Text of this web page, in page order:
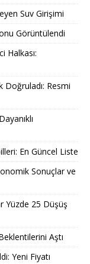
Suv Girişimi
Görüntülendi
Halkası:
Doğruladı: Resmi
En Güncel Liste
Sonuçlar ve
Yüzde 25 Düşüş
Aştı
Yeni Fiyatı